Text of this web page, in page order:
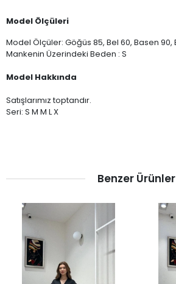
Model Ölçüleri
Model Ölçüler: Göğüs 85, Bel 60, Basen 90,
Mankenin Üzerindeki Beden : S
Model Hakkında
Satışlarımız toptandır.
Seri: S M M L X
Benzer Ürünler